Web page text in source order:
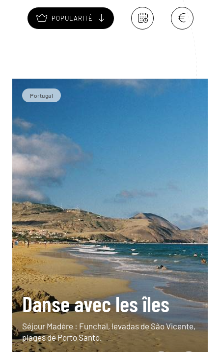
POPULARITÉ
Portugal
Danse avec les îles
Séjour Madère : Funchal, levadas de São Vicente,
plages de Porto Santo.